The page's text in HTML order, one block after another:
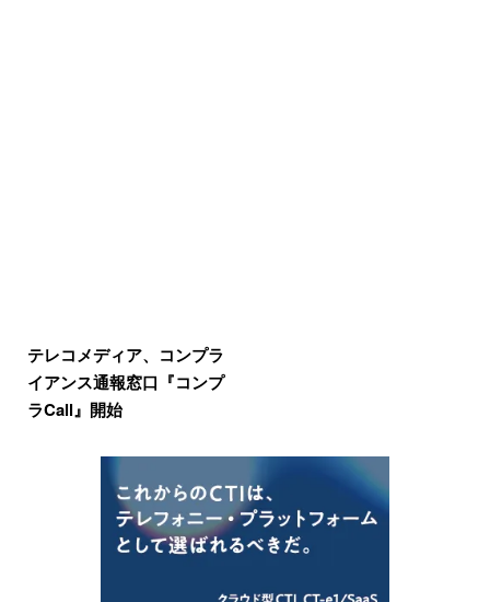
テレコメディア、コンプラ
イアンス通報窓口『コンプ
ラCall』開始